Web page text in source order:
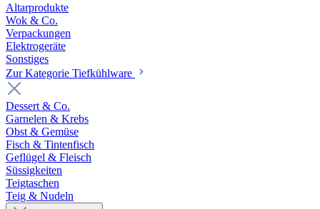
Altarprodukte
Wok & Co.
Verpackungen
Elektrogeräte
Sonstiges
Zur Kategorie Tiefkühlware
Dessert & Co.
Garnelen & Krebs
Obst & Gemüse
Fisch & Tintenfisch
Geflügel & Fleisch
Süssigkeiten
Teigtaschen
Teig & Nudeln